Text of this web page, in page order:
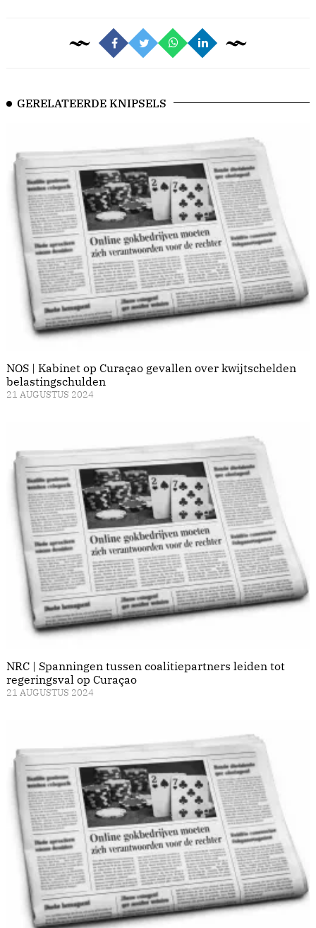
GERELATEERDE KNIPSELS
NOS | Kabinet op Curaçao gevallen over kwijtschelden
belastingschulden
21 AUGUSTUS 2024
NRC | Spanningen tussen coalitiepartners leiden tot
regeringsval op Curaçao
21 AUGUSTUS 2024